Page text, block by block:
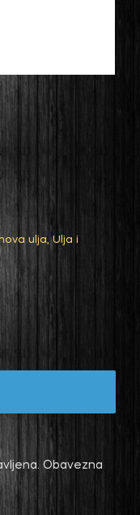
ulja,Ulja i
Obavezna